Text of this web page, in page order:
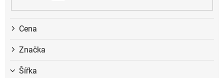
Cena
Značka
Šířka